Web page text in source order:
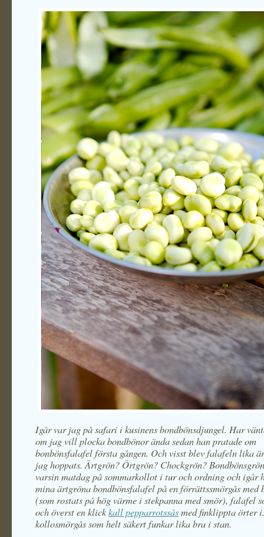
Igår var jag på safari i kusinens bondbönsdjungel. Har
om jag vill plocka bondbönor ända sedan han pratade om
bonbönsfalafel första gången. Och visst blev falafeln lika
jag hoppats. Ärtgrön? Örtgrön? Chockgrön?
varsin matdag på sommarkollot i tur och ordning och igår
mina ärtgröna bondbönsfalafel på en förrättssmörgås med
(som rostats på hög värme i stekpanna med smör), falafel
och överst en klickkall pepparrotssåsmed finklippta örter
kollosmörgås som helt säkert funkar lika bra i stan.